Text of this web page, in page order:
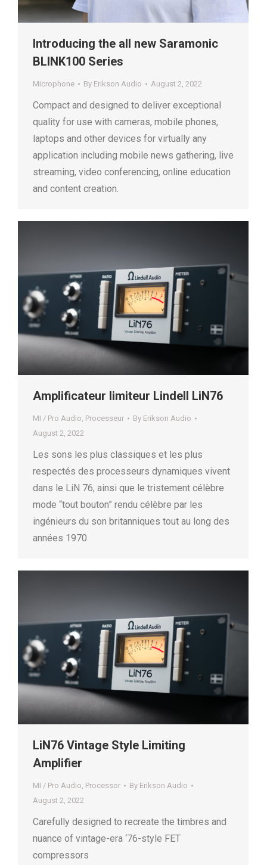
Introducing the all new Saramonic
BLINK100 Series
Microphone By Erikson Audio August 2, 2022
Compact and designed to deliver exceptional
quality for use with cameras, mobile phones,
laptops and other devices for virtually any
application including mobile news gathering, live
streaming, video conferencing, online education
and content creation.
Amplificateur limiteur Lindell LiN76
MI / Pro Audio, Processeur By Erikson Audio
August 2, 2022
Les sons les plus classiques et les plus
respectés des processeurs dynamiques vivent
dans le LiN 76, ainsi que le tristement célèbre
mode “tout bouton” rendu célèbre par les
ingénieurs du son britanniques tout au long des
années 1970
LiN76 Vintage Style Limiting
Amplifier
MI / Pro Audio, Processor By Erikson Audio
August 2, 2022
Carefully designed to recreate the timbres and
nuance of vintage-era ‘76-style FET
compressors